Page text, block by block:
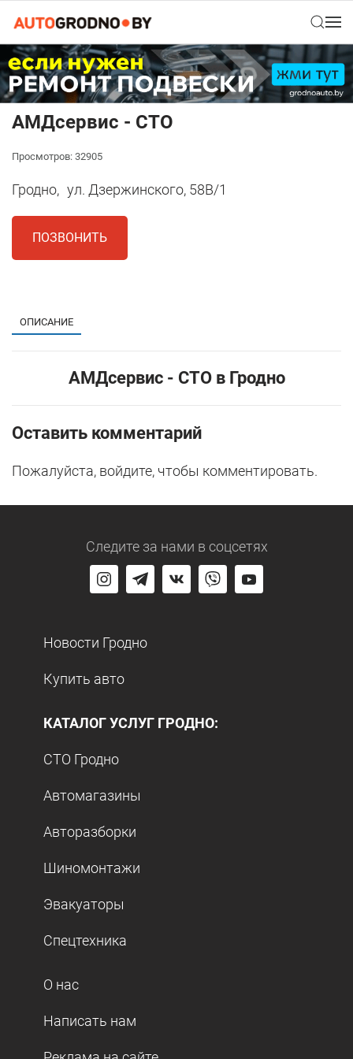
АМДсервис - СТО
Просмотров: 32905
Гродно, ул. Дзержинского, 58В/1
ПОЗВОНИТЬ
ОПИСАНИЕ
АМДсервис - СТО в Гродно
Оставить комментарий
Пожалуйста, войдите, чтобы комментировать.
Следите за нами в соцсетях
Новости Гродно
Купить авто
КАТАЛОГ УСЛУГ ГРОДНО:
СТО Гродно
Автомагазины
Авторазборки
Шиномонтажи
Эвакуаторы
Спецтехника
О нас
Написать нам